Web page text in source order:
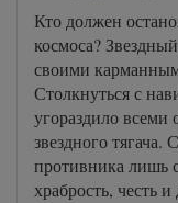
Кто должен
космоса?
своими
Столкнуться с
угораздило всеми
звездного
противника лишь
храбрость, честь и